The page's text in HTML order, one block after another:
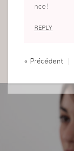
nce!
REPLY
« Précédent